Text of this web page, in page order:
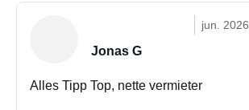
jun. 2026
Jonas G
Alles Tipp Top, nette vermieter